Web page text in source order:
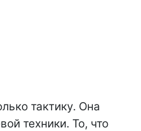
тактику. Она
техники. То, что